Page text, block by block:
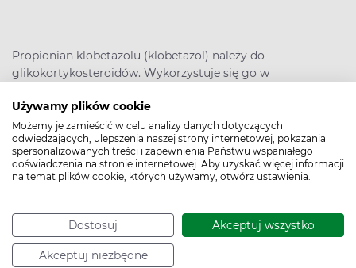
Używamy plików cookie
Możemy je zamieścić w celu analizy danych dotyczących
odwiedzających, ulepszenia naszej strony internetowej, pokazania
spersonalizowanych treści i zapewnienia Państwu wspaniałego
doświadczenia na stronie internetowej. Aby uzyskać więcej informacji
na temat plików cookie, których używamy, otwórz ustawienia.
Dostosuj Akceptuj wszystko
Akceptuj niezbędne
Propionian klobetazolu (klobetazol) należy do
glikokortykosteroidów. Wykorzystuje się go w
zapalenia skóry, wyprysków, atopowego zapalenia skóry,
łuszczycy, ciężkich oparzeń słonecznych.
Klobetazol – jak działa?
Propionian klobetazolu to silny syntetyczny
0,05% ma wyraźne działanie przeciwzapalne,
przeciwświądowe, przeciwalergiczne i obkurczające
naczynia krwionośne. Podawany miejscowo w formie
maści praktycznie nie wchłania się ze skóry.